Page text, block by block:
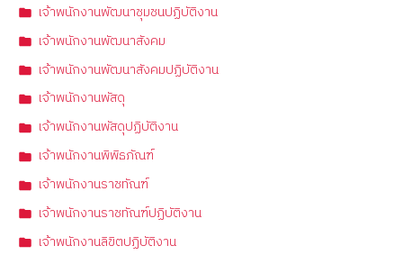
เจ้าพนักงานพัฒนาชุมชนปฏิบัติงาน
เจ้าพนักงานพัฒนาสังคม
เจ้าพนักงานพัฒนาสังคมปฏิบัติงาน
เจ้าพนักงานพัสดุ
เจ้าพนักงานพัสดุปฏิบัติงาน
เจ้าพนักงานพิพิธภัณฑ์
เจ้าพนักงานราชทัณฑ์
เจ้าพนักงานราชทัณฑ์ปฏิบัติงาน
เจ้าพนักงานลิขิตปฏิบัติงาน